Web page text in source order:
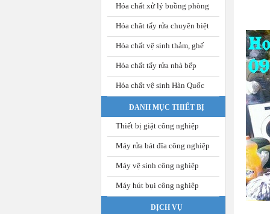
Hóa chất xử lý buồng phòng
Hóa chât tẩy rửa chuyên biệt
Hóa chất vệ sinh thảm, ghế
Hóa chất tẩy rửa nhà bếp
Hóa chất vệ sinh Hàn Quốc
DANH MỤC THIẾT BỊ
Thiết bị giặt công nghiệp
Máy rửa bát đĩa công nghiệp
Máy vệ sinh công nghiệp
Máy hút bụi công nghiệp
DỊCH VỤ